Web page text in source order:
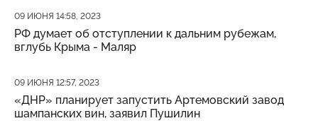
Дата публикации
09 ИЮНЯ 14:58, 2023
РФ думает об отступлении к дальним рубежам,
вглубь Крыма - Маляр
Дата публикации
09 ИЮНЯ 12:57, 2023
«ДНР» планирует запустить Артемовский завод
шампанских вин, заявил Пушилин